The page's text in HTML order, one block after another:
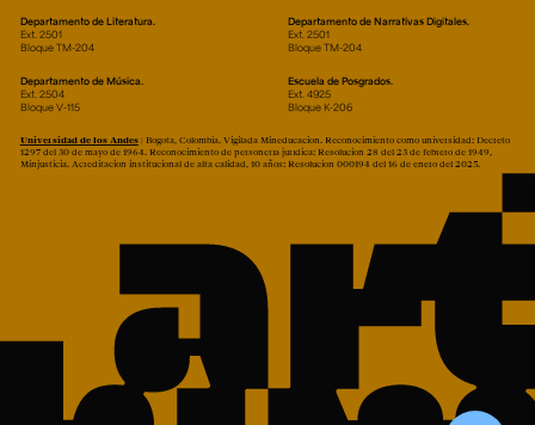
Departamento de Literatura.
Ext. 2501
Bloque TM-204
Departamento de Narrativas Digitales.
Ext. 2501
Bloque TM-204
Departamento de Música.
Ext. 2504
Bloque V-115
Escuela de Posgrados.
Ext. 4925
Bloque K-206
Universidad de los Andes| Bogotá, Colombia. Vigilada Mineducación. Reconocimiento como universidad: Decreto
1297 del 30 de mayo de 1964. Reconocimiento de personería jurídica: Resolución 28 del 23 de febrero de 1949,
Minjusticia. Acreditación institucional de alta calidad, 10 años: Resolución 000194 del 16 de enero del 2025.